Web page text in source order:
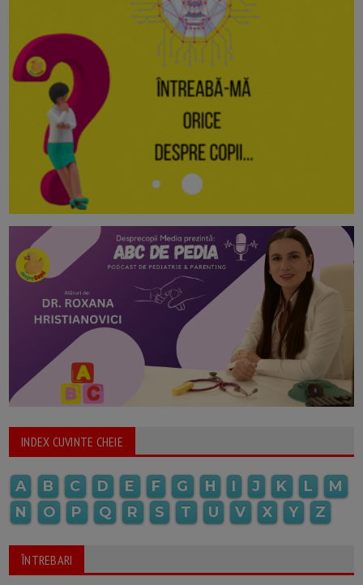
INDEX CUVINTE CHEIE
A B C D E F G H I J K L
M
N
O P Q R S T U V X Y Z
ÎNTREBARI